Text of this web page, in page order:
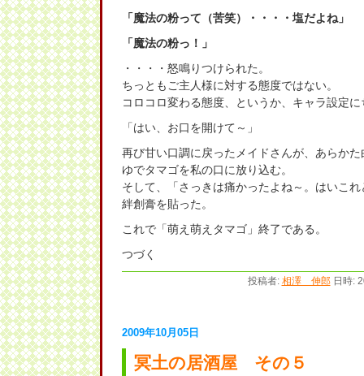
「魔法の粉って（苦笑）・・・・塩だよね」
「魔法の粉っ！」
・・・・怒鳴りつけられた。
ちっともご主人様に対する態度ではない。
コロコロ変わる態度、というか、キャラ設定
「はい、お口を開けて～」
再び甘い口調に戻ったメイドさんが、あらか
ゆでタマゴを私の口に放り込む。
そして、「さっきは痛かったよね～。はいこ
絆創膏を貼った。
これで「萌え萌えタマゴ」終了である。
つづく
投稿者: 相澤 伸郎日時:
2009年10月05日
冥土の居酒屋 その５